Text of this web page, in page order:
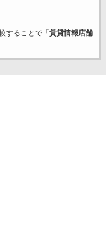
することで「 賃貸情報店舗